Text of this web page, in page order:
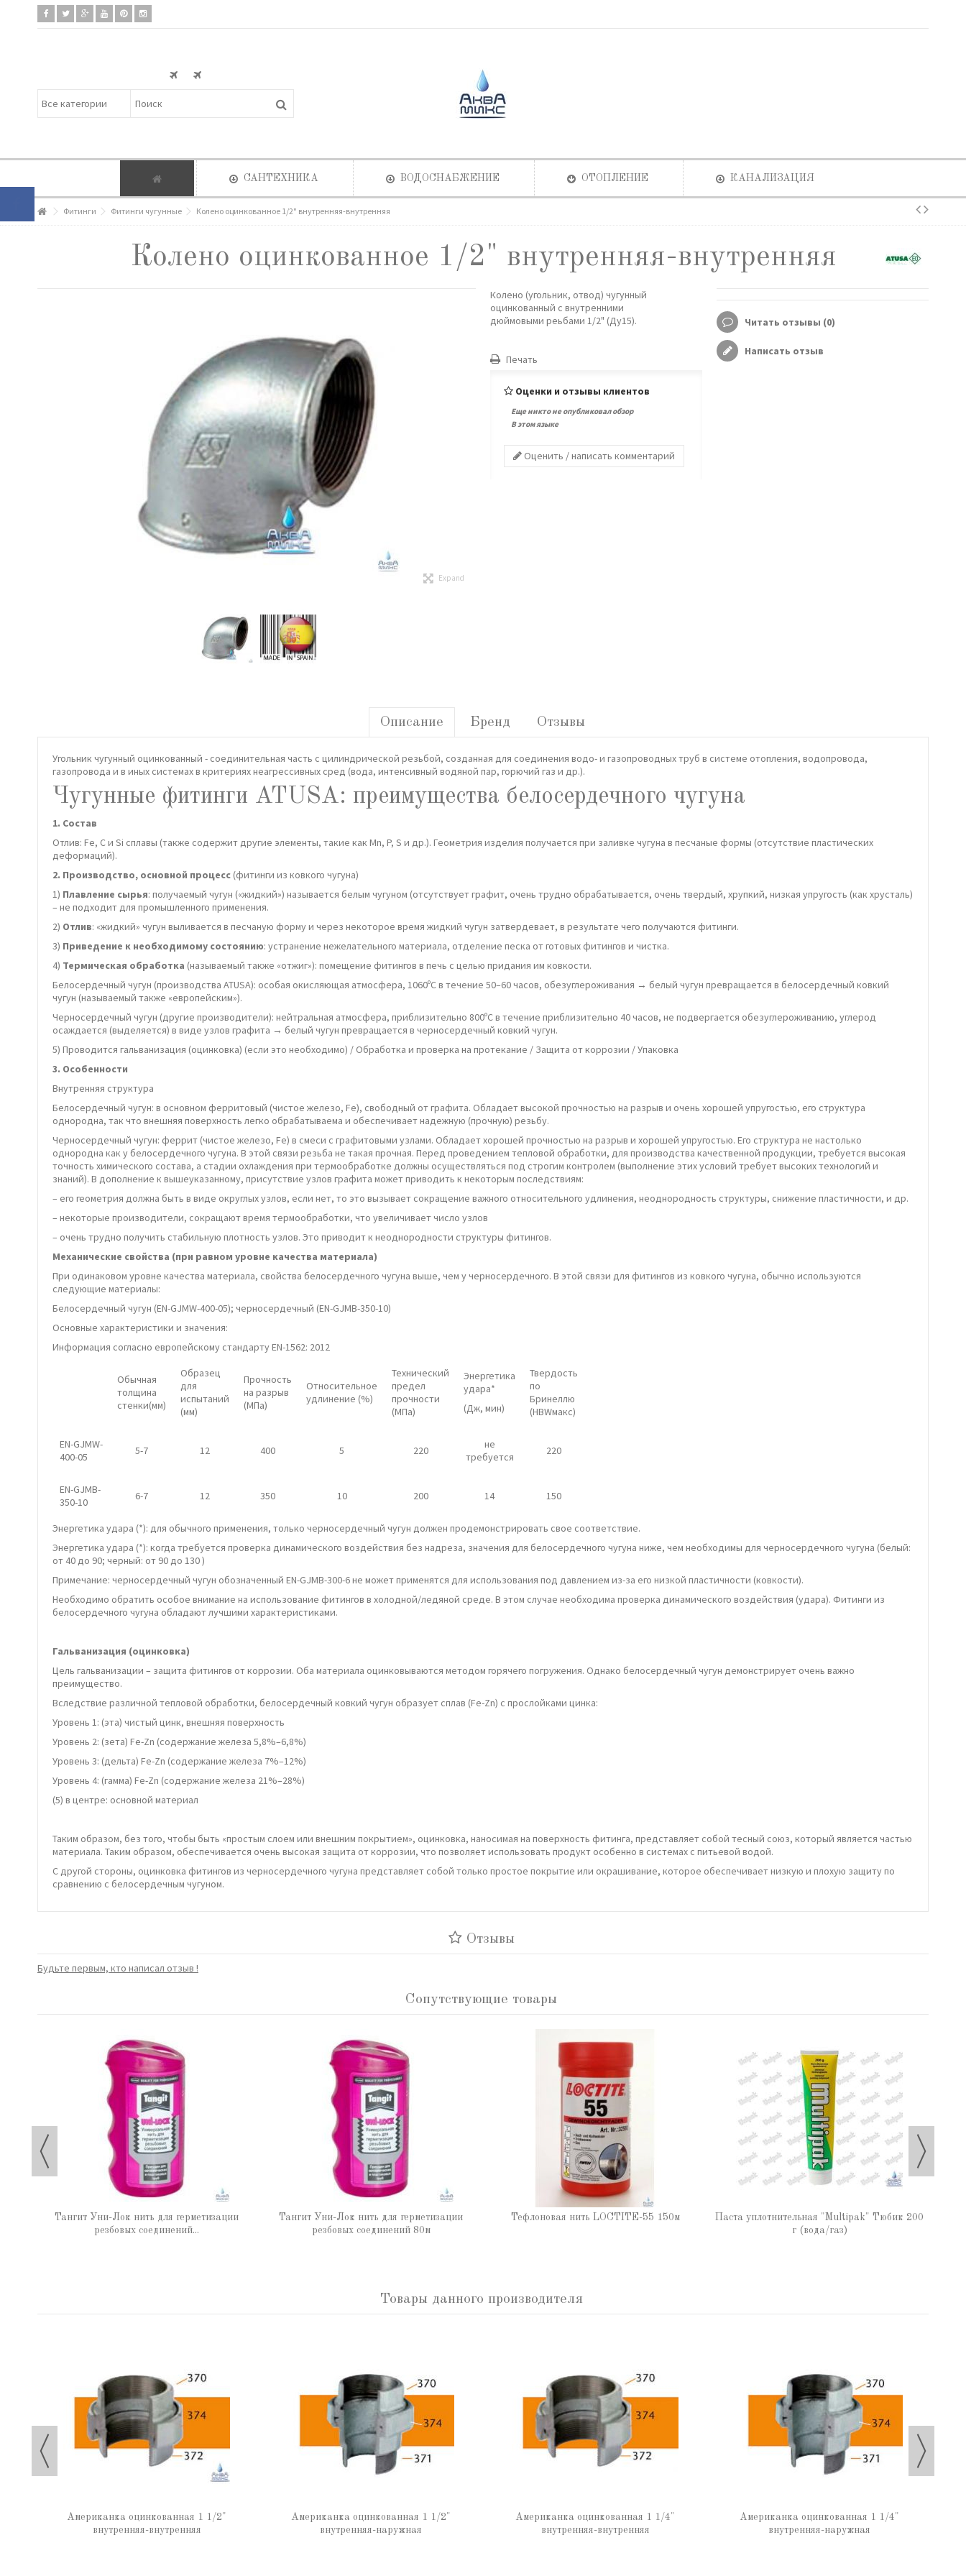
САНТЕХНИКА ВОДОСНАБЖЕНИЕ ОТОПЛЕНИЕ КАНАЛИЗАЦИЯ
Фитинги Фитинги чугунные Колено оцинкованное 1/2" внутренняя-внутренняя
Колено оцинкованное 1/2" внутренняя-внутренняя
Expand
Колено (угольник, отвод) чугунный
оцинкованный с внутренними
дюймовыми реьбами 1/2" (Ду15).
Печать
Оценки и отзывы клиентов
Еще никто не опубликовал обзор
В этом языке
Оценить / написать комментарий
Читать отзывы (0)
Написать отзыв
Описание Бренд Отзывы
Угольник чугунный оцинкованный - соединительная часть с цилиндрической резьбой, созданная для соединения водо- и газопроводных труб в системе отопления, водопровода,
газопровода и в иных системах в критериях неагрессивных сред (вода, интенсивный водяной пар, горючий газ и др.).
Чугунные фитинги ATUSA: преимущества белосердечного чугуна
1. Состав
Отлив: Fe, С и Si сплавы (также содержит другие элементы, такие как Mn, P, S и др.). Геометрия изделия получается при заливке чугуна в песчаные формы (отсутствие пластических
деформаций).
2. Производство, основной процесс (фитинги из ковкого чугуна)
1) Плавление сырья: получаемый чугун («жидкий») называется белым чугуном (отсутствует графит, очень трудно обрабатывается, очень твердый, хрупкий, низкая упругость (как хрусталь)
– не подходит для промышленного применения.
2) Отлив: «жидкий» чугун выливается в песчаную форму и через некоторое время жидкий чугун затвердевает, в результате чего получаются фитинги.
3) Приведение к необходимому состоянию: устранение нежелательного материала, отделение песка от готовых фитингов и чистка.
4) Термическая обработка (называемый также «отжиг»): помещение фитингов в печь с целью придания им ковкости.
Белосердечный чугун (производства ATUSA): особая окисляющая атмосфера, 1060ºС в течение 50–60 часов, обезуглероживания → белый чугун превращается в белосердечный ковкий
чугун (называемый также «европейским»).
Черносердечный чугун (другие производители): нейтральная атмосфера, приблизительно 800ºС в течение приблизительно 40 часов, не подвергается обезуглероживанию, углерод
осаждается (выделяется) в виде узлов графита → белый чугун превращается в черносердечный ковкий чугун.
5) Проводится гальванизация (оцинковка) (если это необходимо) / Обработка и проверка на протекание / Защита от коррозии / Упаковка
3. Особенности
Внутренняя структура
Белосердечный чугун: в основном ферритовый (чистое железо, Fe), свободный от графита. Обладает высокой прочностью на разрыв и очень хорошей упругостью, его структура
однородна, так что внешняя поверхность легко обрабатываема и обеспечивает надежную (прочную) резьбу.
Черносердечный чугун: феррит (чистое железо, Fe) в смеси с графитовыми узлами. Обладает хорошей прочностью на разрыв и хорошей упругостью. Его структура не настолько
однородна как у белосердечного чугуна. В этой связи резьба не такая прочная. Перед проведением тепловой обработки, для производства качественной продукции, требуется высокая
точность химического состава, а стадии охлаждения при термообработке должны осуществляться под строгим контролем (выполнение этих условий требует высоких технологий и
знаний). В дополнение к вышеуказанному, присутствие узлов графита может приводить к некоторым последствиям:
– его геометрия должна быть в виде округлых узлов, если нет, то это вызывает сокращение важного относительного удлинения, неоднородность структуры, снижение пластичности, и др.
– некоторые производители, сокращают время термообработки, что увеличивает число узлов
– очень трудно получить стабильную плотность узлов. Это приводит к неоднородности структуры фитингов.
Механические свойства (при равном уровне качества материала)
При одинаковом уровне качества материала, свойства белосердечного чугуна выше, чем у черносердечного. В этой связи для фитингов из ковкого чугуна, обычно используются
следующие материалы:
Белосердечный чугун (EN-GJMW-400-05); черносердечный (EN-GJMB-350-10)
Основные характеристики и значения:
Информация согласно европейскому стандарту EN-1562: 2012
Обычная
толщина
стенки(мм)
Образец
для
испытаний
(мм)
Прочность
на разрыв
(МПа)
Относительное
удлинение (%)
Технический
предел
прочности
(МПа)
Энергетика
удара*
(Дж, мин)
Твердость
по
Бринеллю
(HBWмакс)
EN-GJMW-
400-05
5-7 12 400 5 220
не
требуется
220
EN-GJMB-
350-10
6-7 12 350 10 200 14 150
Энергетика удара (*): для обычного применения, только черносердечный чугун должен продемонстрировать свое соответствие.
Энергетика удара (*): когда требуется проверка динамического воздействия без надреза, значения для белосердечного чугуна ниже, чем необходимы для черносердечного чугуна (белый:
от 40 до 90; черный: от 90 до 130 )
Примечание: черносердечный чугун обозначенный EN-GJMB-300-6 не может применятся для использования под давлением из-за его низкой пластичности (ковкости).
Необходимо обратить особое внимание на использование фитингов в холодной/ледяной среде. В этом случае необходима проверка динамического воздействия (удара). Фитинги из
белосердечного чугуна обладают лучшими характеристиками.
Гальванизация (оцинковка)
Цель гальванизации – защита фитингов от коррозии. Оба материала оцинковываются методом горячего погружения. Однако белосердечный чугун демонстрирует очень важно
преимущество.
Вследствие различной тепловой обработки, белосердечный ковкий чугун образует сплав (Fe-Zn) с прослойками цинка:
Уровень 1: (эта) чистый цинк, внешняя поверхность
Уровень 2: (зета) Fe-Zn (содержание железа 5,8%–6,8%)
Уровень 3: (дельта) Fe-Zn (содержание железа 7%–12%)
Уровень 4: (гамма) Fe-Zn (содержание железа 21%–28%)
(5) в центре: основной материал
Таким образом, без того, чтобы быть «простым слоем или внешним покрытием», оцинковка, наносимая на поверхность фитинга, представляет собой тесный союз, который является частью
материала. Таким образом, обеспечивается очень высокая защита от коррозии, что позволяет использовать продукт особенно в системах с питьевой водой.
С другой стороны, оцинковка фитингов из черносердечного чугуна представляет собой только простое покрытие или окрашивание, которое обеспечивает низкую и плохую защиту по
сравнению с белосердечным чугуном.
Отзывы
Будьте первым, кто написал отзыв !
Сопутствующие товары
Тангит Уни-Лок нить для герметизации
резбовых соединений...
Тангит Уни-Лок нить для герметизации
резбовых соединений 80м
Тефлоновая нить LOCTITE-55 150м
Паста уплотнительная "Multipak" Тюбик 200
г (вода/газ)
Товары данного производителя
Американка оцинкованная 1 1/2"
внутренняя-внутренняя
Американка оцинкованная 1 1/2"
внутренняя-наружная
Американка оцинкованная 1 1/4"
внутренняя-внутренняя
Американка оцинкованная 1 1/4"
внутренняя-наружная